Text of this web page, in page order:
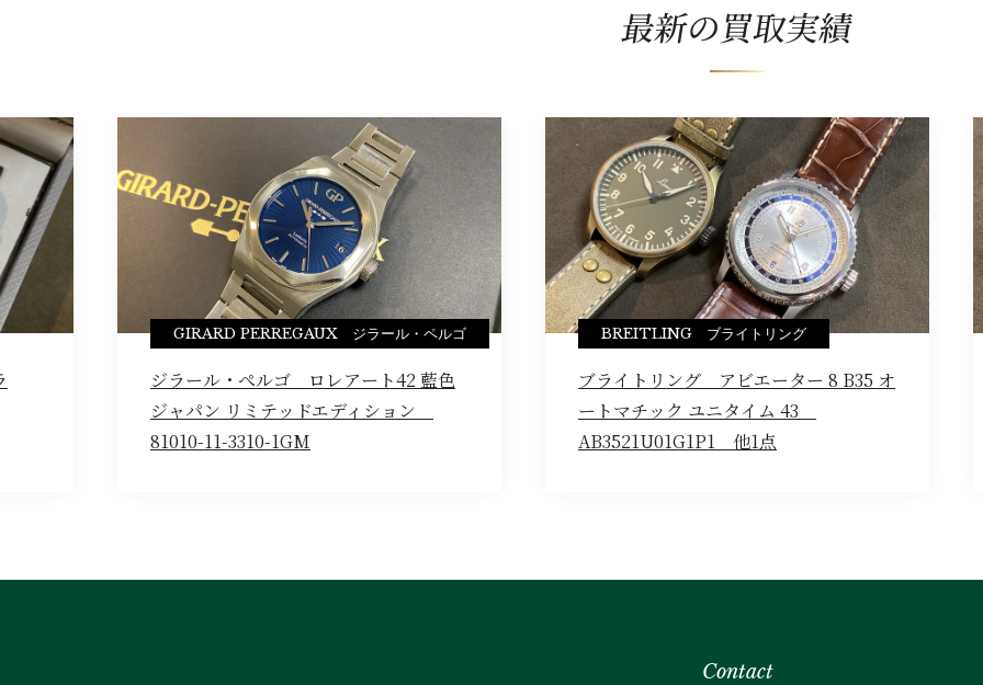
最新の買取実績
GIRARD PERREGAUX ジラール・ペルゴ
ジラール・ぺルゴ ロレアート42 藍色
ジャパン リミテッドエディション
81010-11-3310-1GM
BREITLING ブライトリング
ブライトリング アビエーター 8 B35 オ
ートマチック ユニタイム 43
AB3521U01G1P1 他1点
Contact